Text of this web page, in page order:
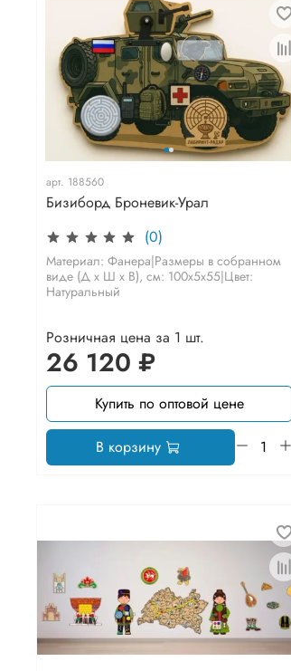
арт. 188560
Бизиборд Броневик-Урал
(0)
Материал: Фанера|Размеры в собранном
виде (Д х Ш х В), см: 100х5х55|Цвет:
Натуральный
Розничная цена за 1 шт.
26 120 ₽
Купить по оптовой цене
В корзину